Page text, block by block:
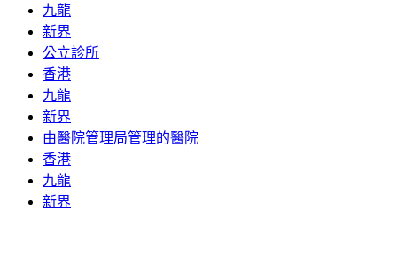
九龍
新界
公立診所
香港
九龍
新界
由醫院管理局管理的醫院
香港
九龍
新界